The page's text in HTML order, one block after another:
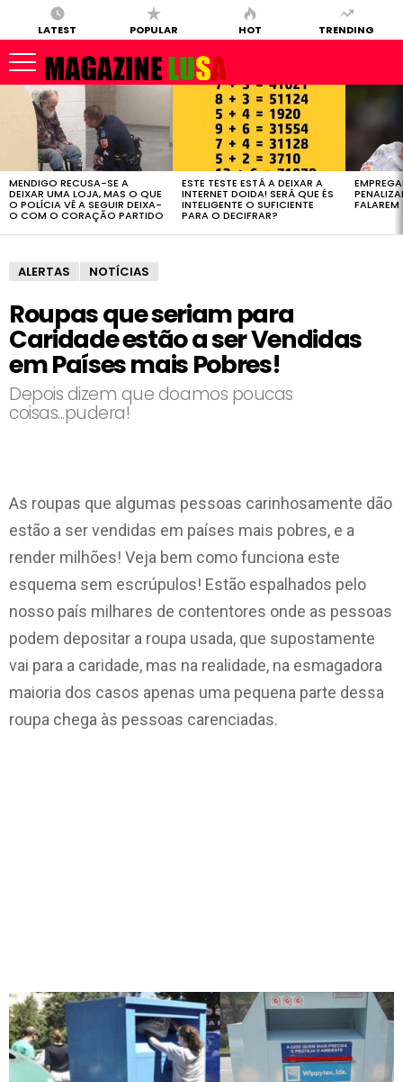
LATEST POPULAR HOT TRENDING
LATEST
STORIES
MENDIGO RECUSA-SE A
DEIXAR UMA LOJA, MAS O QUE
O POLÍCIA VÊ A SEGUIR DEIXA-
O COM O CORAÇÃO PARTIDO
ESTE TESTE ESTÁ A DEIXAR A
INTERNET DOIDA! SERÁ QUE ÉS
INTELIGENTE O SUFICIENTE
PARA O DECIFRAR?
FALAREM
ALERTAS NOTÍCIAS
Roupas que seriam para
Caridade estão a ser Vendidas
em Países mais Pobres!
Depois dizem que doamos poucas
coisas...pudera!
As roupas que algumas pessoas carinhosamente dão
estão a ser vendidas em países mais pobres, e a
render milhões! Veja bem como funciona este
esquema sem escrúpulos! Estão espalhados pelo
nosso país milhares de contentores onde as pessoas
podem depositar a roupa usada, que supostamente
vai para a caridade, mas na realidade, na esmagadora
maioria dos casos apenas uma pequena parte dessa
roupa chega às pessoas carenciadas.